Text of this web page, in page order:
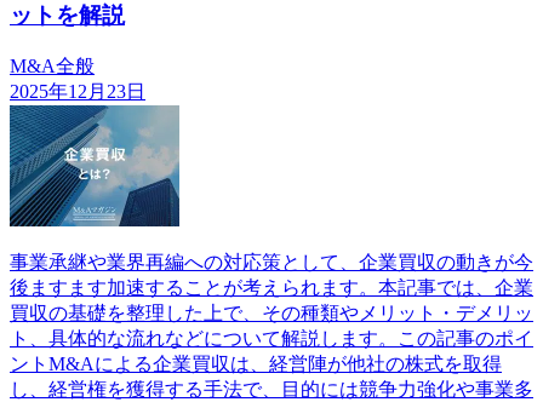
ットを解説
M&A全般
2025年12月23日
事業承継や業界再編への対応策として、企業買収の動きが今
後ますます加速することが考えられます。本記事では、企業
買収の基礎を整理した上で、その種類やメリット・デメリッ
ト、具体的な流れなどについて解説します。この記事のポイ
ントM&Aによる企業買収は、経営陣が他社の株式を取得
し、経営権を獲得する手法で、目的には競争力強化や事業多